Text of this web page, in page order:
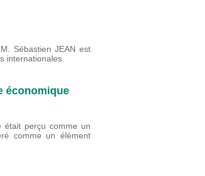
Sébastien JEAN est
internationales.
économique
était perçu comme un
comme un élément